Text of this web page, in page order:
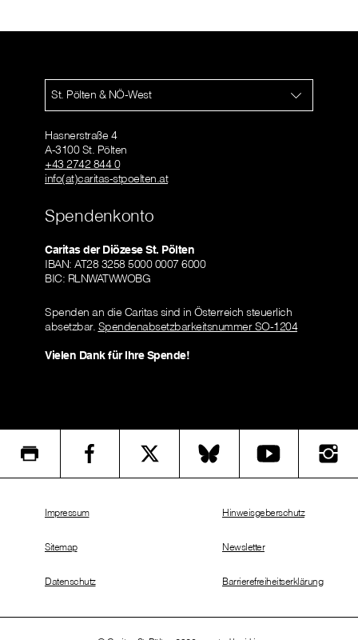
St. Pölten & NÖ-West
Hasnerstraße 4
A-3100 St. Pölten
+43 2742 844 0
info(at)caritas-stpoelten.at
Spendenkonto
Caritas der Diözese St. Pölten
IBAN: AT28 3258 5000 0007 6000
BIC: RLNWATWWOBG
Spenden an die Caritas sind in Österreich steuerlich
absetzbar. Spendenabsetzbarkeitsnummer SO-1204
Vielen Dank für Ihre Spende!
Impressum
Sitemap
Datenschutz
Hinweisgeberschutz
Newsletter
Barrierefreiheitserklärung